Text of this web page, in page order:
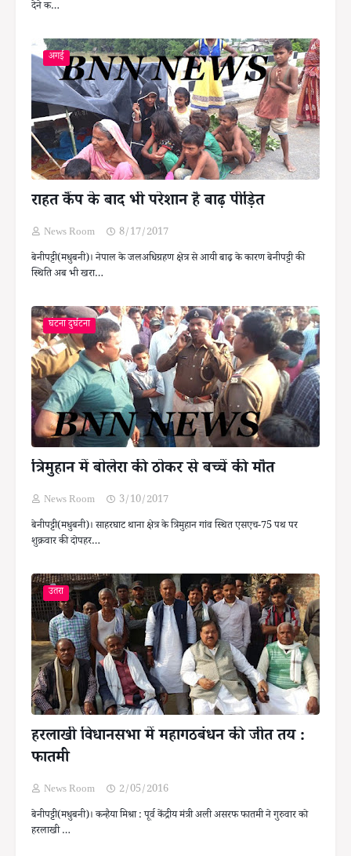
देने क…
अगई
राहत कैंप के बाद भी परेशान है बाढ़ पीड़ित
News Room
8/17/2017
बेनीपट्टी(मधुबनी)। नेपाल के जलअधिग्रहण क्षेत्र से आयी बाढ़ के कारण बेनीपट्टी की
स्थिति अब भी खरा…
घटना दुर्घटना
त्रिमुहान में बोलेरा की ठोकर से बच्चें की मौत
News Room
3/10/2017
बेनीपट्टी(मधुबनी)। साहरघाट थाना क्षेत्र के त्रिमुहान गांव स्थित एसएच-75 पथ पर
शुक्रवार की दोपहर…
उतरा
हरलाखी विधानसभा में महागठबंधन की जीत तय :
फातमी
News Room
2/05/2016
बेनीपट्टी(मधुबनी)। कन्हैया मिश्रा : पूर्व केंद्रीय मंत्री अली असरफ फातमी ने गुरुवार को
हरलाखी …